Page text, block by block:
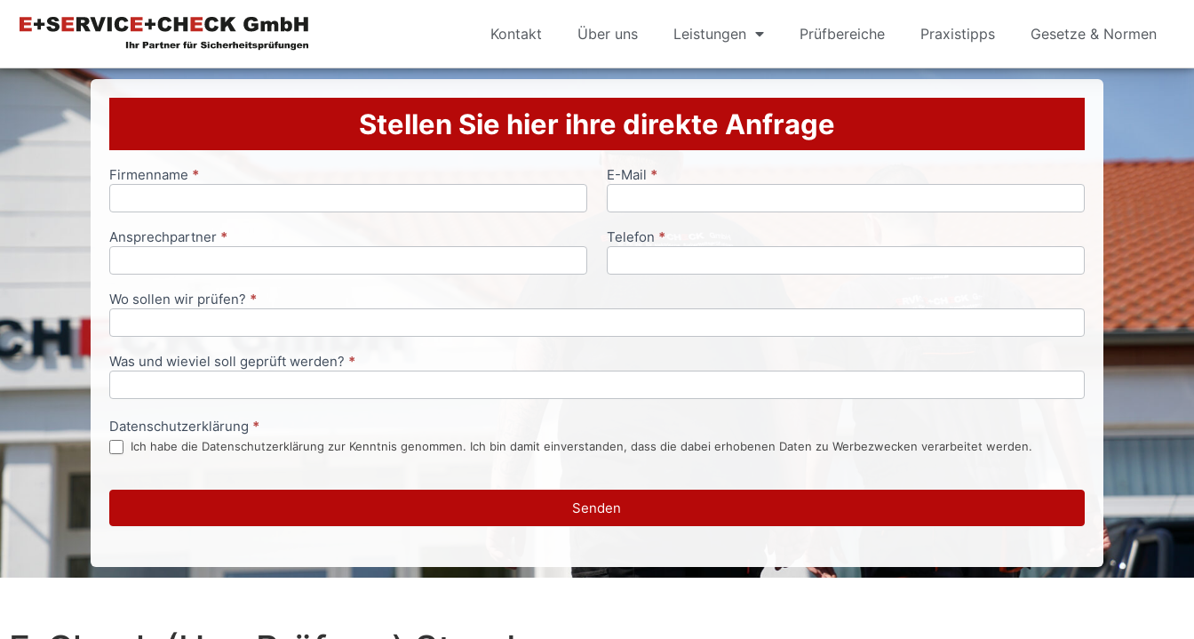
Kontakt Über uns Leistungen Prüfbereiche Praxistipps Gesetze & Normen
Stellen Sie hier ihre direkte Anfrage
Anfrageformular
Firmenname * E-Mail *
Ansprechpartner * Telefon *
Wo sollen wir prüfen? *
Was und wieviel soll geprüft werden? *
Datenschutzerklärung *
Ich habe die Datenschutzerklärung zur Kenntnis genommen. Ich bin damit einverstanden, dass die dabei erhobenen Daten zu Werbezwecken verarbeitet werden.
Senden